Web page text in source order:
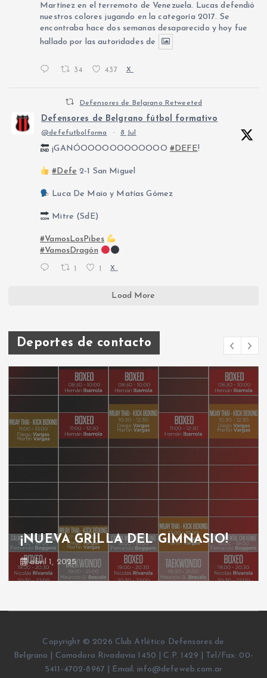
Martínez en el terremoto de Venezuela. Lucas defendió
nuestros colores jugando en la categoría 2017. Se
encontraba hace dos semanas desaparecido y hoy fue
hallado por las autoridades de
34 437 X
Defensores de Belgrano Retweeted
Defensores de Belgrano fútbol formativo
@defefutbolforma · 8 Jul
¡GANÓOOOOOOOOOOOO #DEFE!
#Defe 2-1 San Miguel
Luca De Maio y Matías Gómez
Mitre (SdE)
#VamosLosPibes
#VamosDragón
1 1 X
Load More
Deportes de contacto
¡NUEVA GRILLA DEL GIMNASIO!
abril 1, 2025
Copyright © 2026 Club Atlético Defensores de
Belgrano | Comodoro Rivadavia 1450 | C.P. 1429 | Tel/Fax: 00-
5411-4702-8967 | Email: info@defeweb.com.ar